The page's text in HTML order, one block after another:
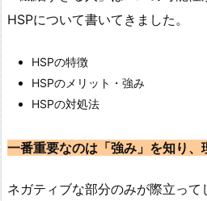
HSPについて書いてきました。
HSPの特徴
HSPのメリット・強み
HSPの対処法
一番重要なのは「強み」を知り、
ネガティブな部分のみが際立って